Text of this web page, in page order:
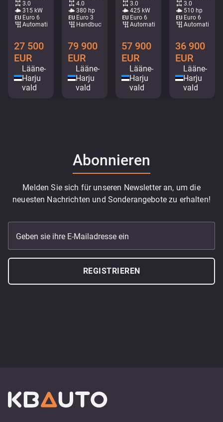
3.0
315 kW
Euro 6
Automatisch
27 500
EUR
Lääne-
Harju
vald
4.0
380 hp
Euro 3
Handbuch
79 900
EUR
Lääne-
Harju
vald
3.0
425 kW
Euro 6
Automatisch
57 900
EUR
Lääne-
Harju
vald
3.0
510 hp
Euro 6
Automatisch
36 900
EUR
Lääne-
Harju
vald
Abonnieren
Melden Sie sich für unseren Newsletter an, um die
neuesten Nachrichten und Sonderangebote zu erhalten!
Geben sie ihre E-Mailadresse ein
REGISTRIEREN